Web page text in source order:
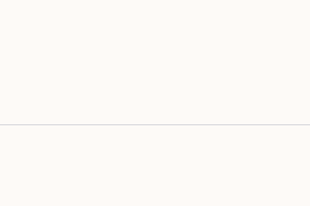
{nombre}